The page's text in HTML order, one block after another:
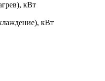
кВт
кВт